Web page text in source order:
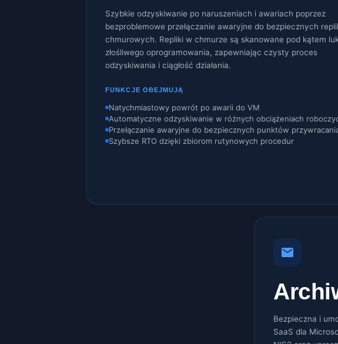
Szybkie odzyskiwanie po naruszeniach i awariach poprzez
bezproblemowe przełączanie awaryjne do bezpiecznych
chmurowych. Repliki w chmurze są skanowane pod kątem
złośliwego oprogramowania, zapewniając czysty proces
odzyskiwania i ciągłość działania.
FUNKCJE OBEJMUJĄ
Natychmiastowy powrót po awarii do VM
Automatyczne odzyskiwanie w różnych obciążeniach
Przełączanie awaryjne do bezpiecznych punktów
Szybsze RTO dzięki zbiorom rutynowych procedur
Bezpieczna i
SaaS dla